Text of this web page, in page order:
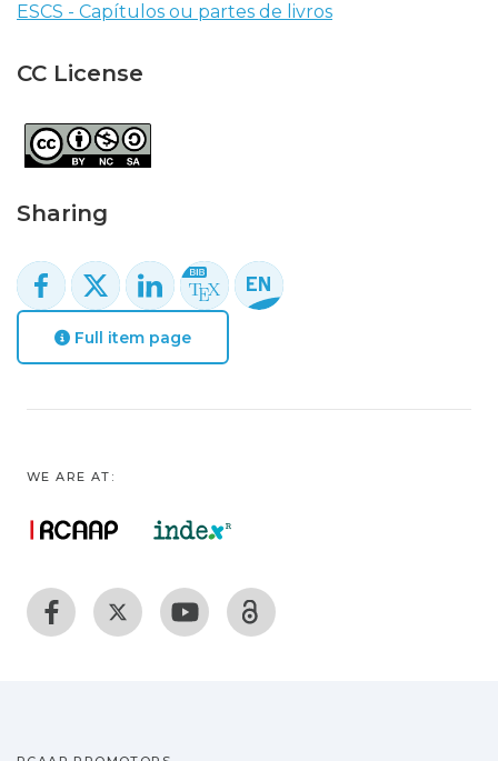
ESCS - Capítulos ou partes de livros
CC License
Sharing
Full item page
WE ARE AT: